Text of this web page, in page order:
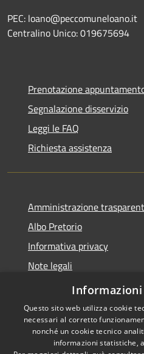
PEC: loano@peccomuneloano.it
Centralino Unico: 019675694
Prenotazione
Segnalazione disservizio
Leggi le FAQ
Richiesta assistenza
Amministrazione
Albo Pretorio
Informativa privacy
Note legali
Dichiarazione di accessibilità
Questo sito web utilizza cookie
necessari al corretto
nonché un cookie tecnico
informazioni statistiche,